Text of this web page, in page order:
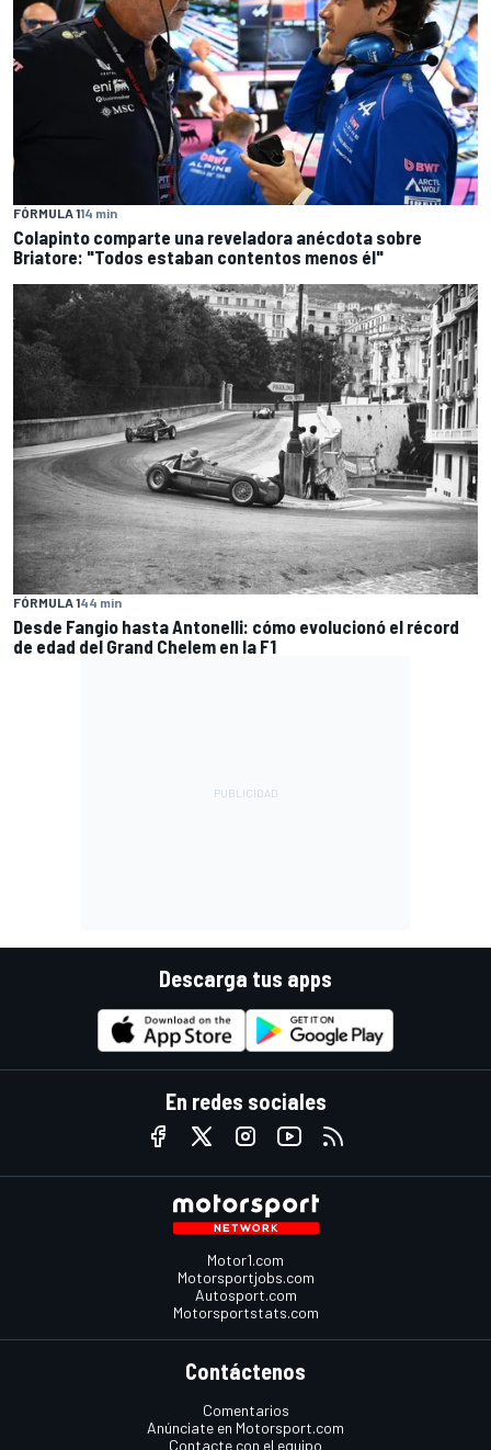
FÓRMULA 114 min
Colapinto comparte una reveladora anécdota sobre
Briatore: "Todos estaban contentos menos él"
FÓRMULA 144 min
Desde Fangio hasta Antonelli: cómo evolucionó el récord
de edad del Grand Chelem en la F1
Descarga tus apps
En redes sociales
Motor1.com
Motorsportjobs.com
Autosport.com
Motorsportstats.com
Contáctenos
Comentarios
Anúnciate en Motorsport.com
Contacte con el equipo